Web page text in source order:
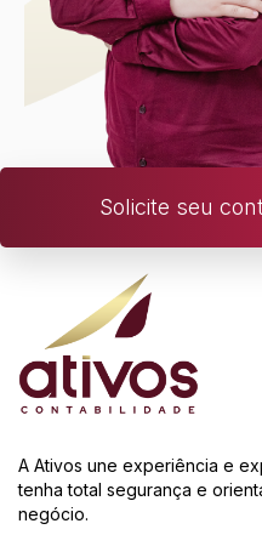
Solicite seu
A Ativos une experiência e
tenha total segurança e
negócio.